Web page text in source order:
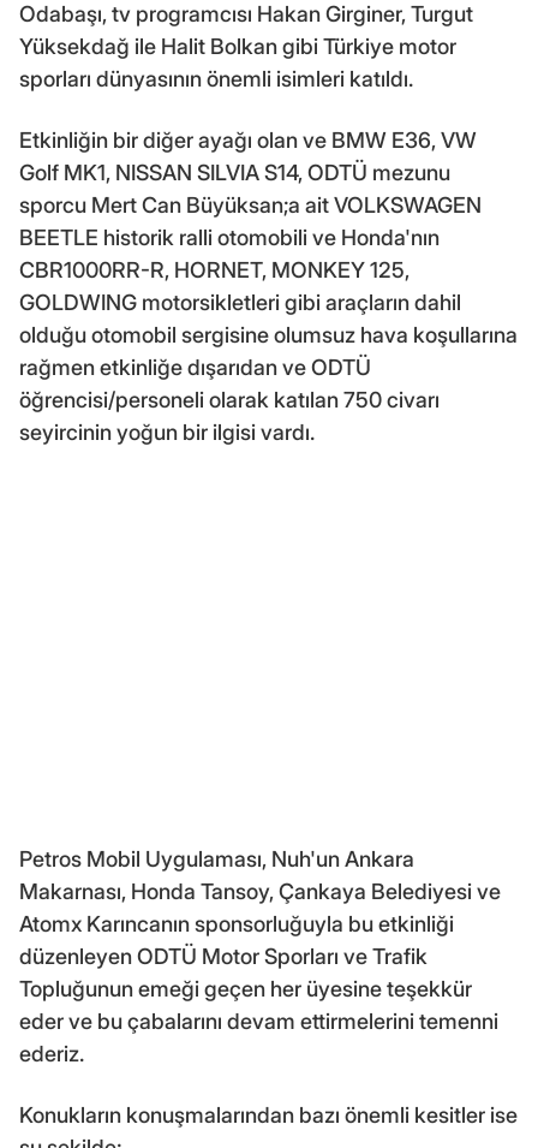
Odabaşı, tv programcısı Hakan Girginer, Turgut
Yüksekdağ ile Halit Bolkan gibi Türkiye motor
sporları dünyasının önemli isimleri katıldı.
Etkinliğin bir diğer ayağı olan ve BMW E36, VW
Golf MK1, NISSAN SILVIA S14, ODTÜ mezunu
sporcu Mert Can Büyüksan;a ait VOLKSWAGEN
BEETLE historik ralli otomobili ve Honda'nın
CBR1000RR-R, HORNET, MONKEY 125,
GOLDWING motorsikletleri gibi araçların dahil
olduğu otomobil sergisine olumsuz hava koşullarına
rağmen etkinliğe dışarıdan ve ODTÜ
öğrencisi/personeli olarak katılan 750 civarı
seyircinin yoğun bir ilgisi vardı.
Petros Mobil Uygulaması, Nuh'un Ankara
Makarnası, Honda Tansoy, Çankaya Belediyesi ve
Atomx Karıncanın sponsorluğuyla bu etkinliği
düzenleyen ODTÜ Motor Sporları ve Trafik
Topluğunun emeği geçen her üyesine teşekkür
eder ve bu çabalarını devam ettirmelerini temenni
ederiz.
Konukların konuşmalarından bazı önemli kesitler ise